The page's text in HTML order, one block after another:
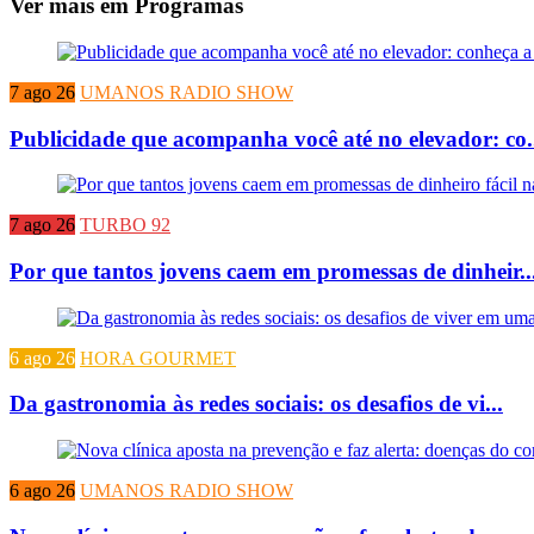
Ver mais em Programas
7 ago 26 UMANOS RADIO SHOW
Publicidade que acompanha você até no elevador:
7 ago 26 TURBO 92
Por que tantos jovens caem em promessas de
6 ago 26 HORA GOURMET
Da gastronomia às redes sociais: os desafios de vi...
6 ago 26 UMANOS RADIO SHOW